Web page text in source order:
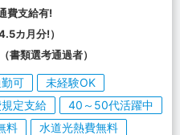
費支給有!
カ月分!）
書類選考通過者）
可
未経験OK
定支給
40～50代活躍中
料
水道光熱費無料